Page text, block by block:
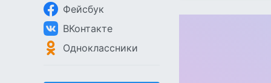
Фейсбук
ВКонтакте
Одноклассники